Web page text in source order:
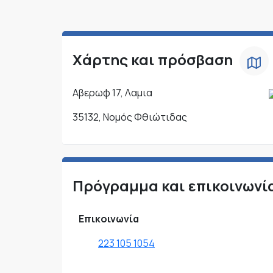
Χάρτης και πρόσβαση
Αβερωφ 17, Λαμια
35132, Νομός Φθιώτιδας
Πρόγραμμα και
Επικοινωνία
223 105 1054